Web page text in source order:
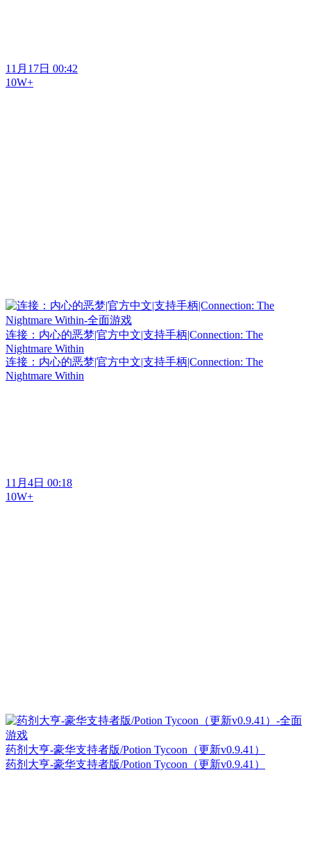
11月17日 00:42
10W+
连接：内心的恶梦|官方中文|支持手柄|Connection: The
Nightmare Within
连接：内心的恶梦|官方中文|支持手柄|Connection: The
Nightmare Within
11月4日 00:18
10W+
药剂大亨-豪华支持者版/Potion Tycoon（更新v0.9.41）
药剂大亨-豪华支持者版/Potion Tycoon（更新v0.9.41）